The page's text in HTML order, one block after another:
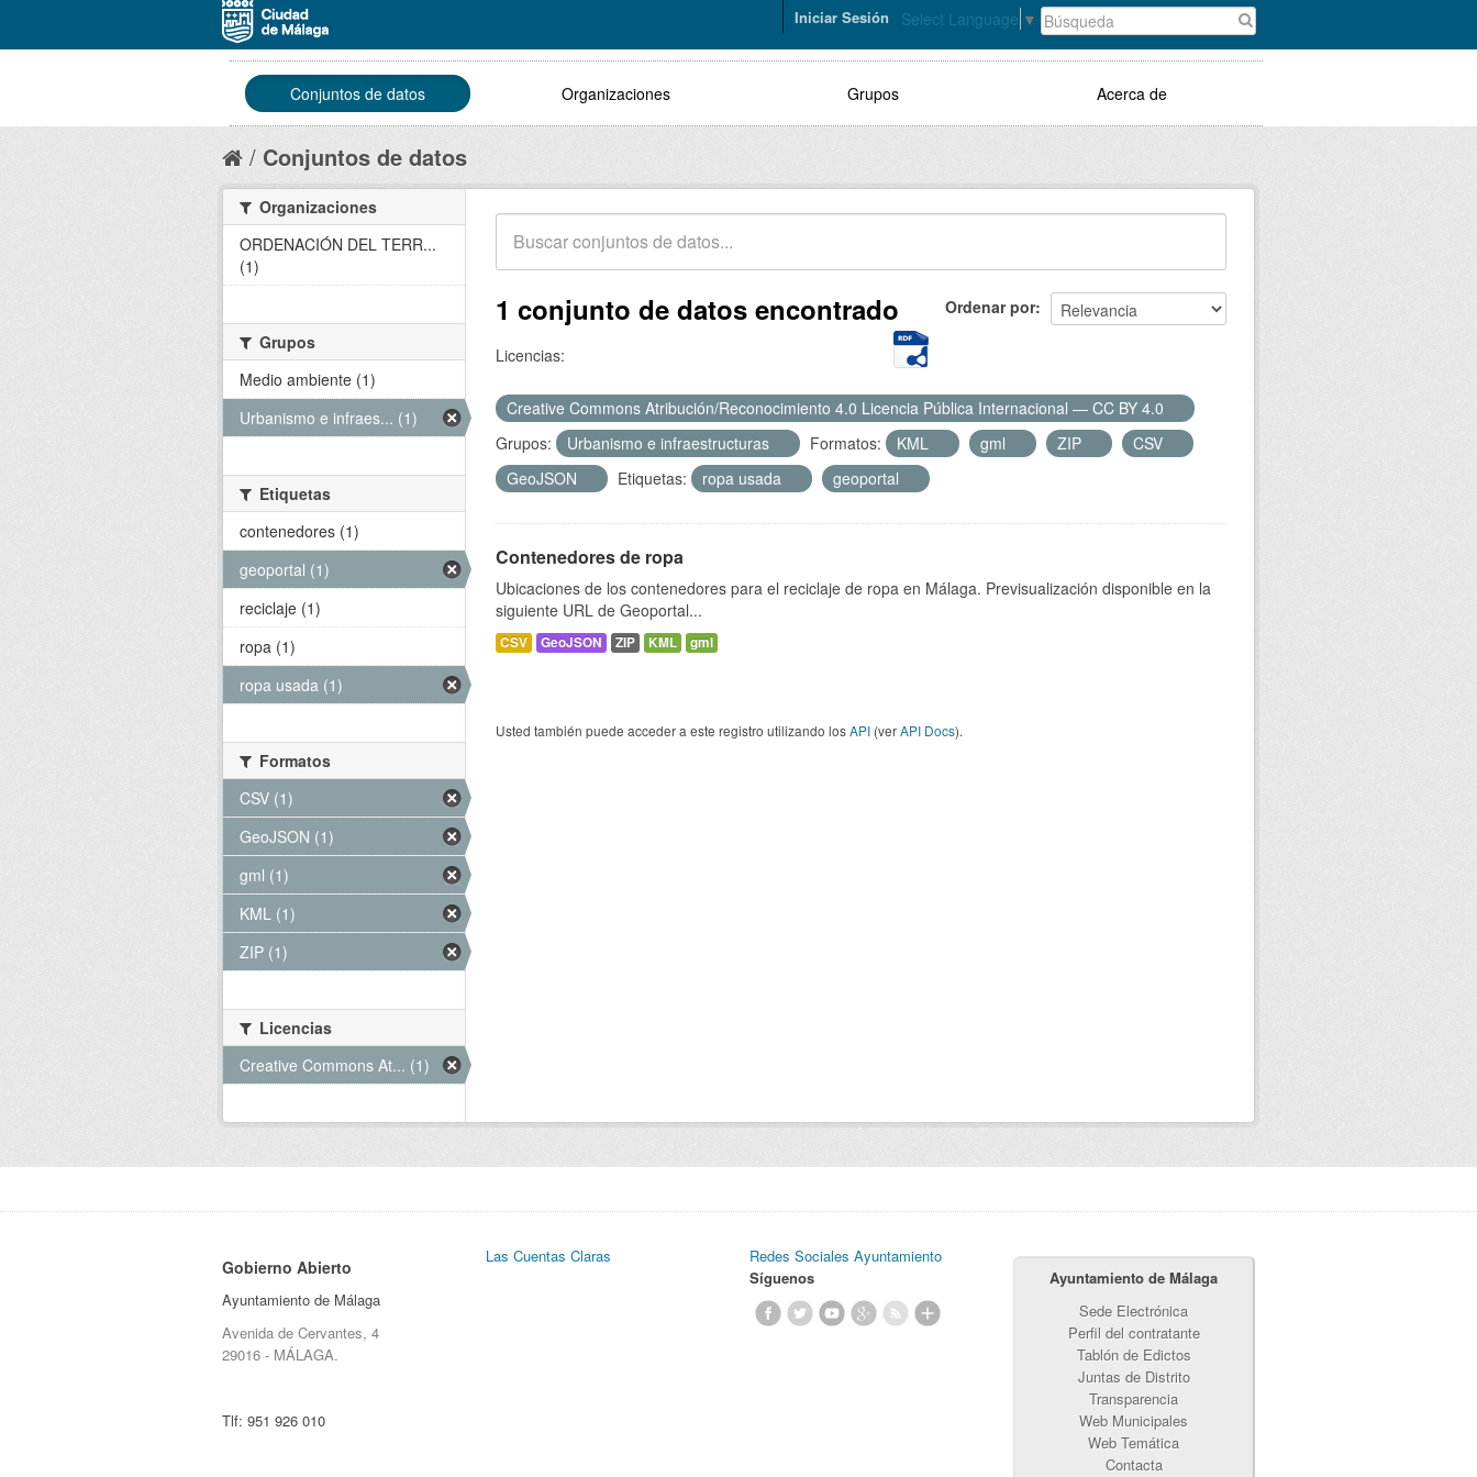
Select Language ▼
Iniciar Sesión
Conjuntos de datos Organizaciones Grupos Acerca de
Conjuntos de datos
Ordenar por
1 conjunto de datos encontrado
Licencias:
Creative Commons Atribución/Reconocimiento 4.0 Licencia Pública Internacional — CC BY 4.0
Grupos:
Urbanismo e infraestructuras Formatos: KML gml ZIP
CSV
GeoJSON
Etiquetas: ropa usada geoportal
Contenedores de ropa
Ubicaciones de los contenedores para el reciclaje de ropa en Málaga. Previsualización disponible en la
siguiente URL de Geoportal...
CSV GeoJSON ZIP KML gml
Usted también puede acceder a este registro utilizando losAPI (verAPI Docs).
Organizaciones
ORDENACIÓN DEL TERR...
(1)
Grupos
Medio ambiente (1)
Urbanismo e infraes... (1)
Etiquetas
contenedores (1)
geoportal (1)
reciclaje (1)
ropa (1)
ropa usada (1)
Formatos
CSV (1)
GeoJSON (1)
gml (1)
KML (1)
ZIP (1)
Licencias
Creative Commons At... (1)
Gobierno Abierto
Ayuntamiento de Málaga
Avenida de Cervantes, 4
29016 - MÁLAGA.
Tlf: 951 926 010
Las Cuentas Claras
Redes Sociales Ayuntamiento
Síguenos
Ayuntamiento de Málaga
Sede Electrónica
Perfil del contratante
Tablón de Edictos
Juntas de Distrito
Transparencia
Web Municipales
Web Temática
Contacta